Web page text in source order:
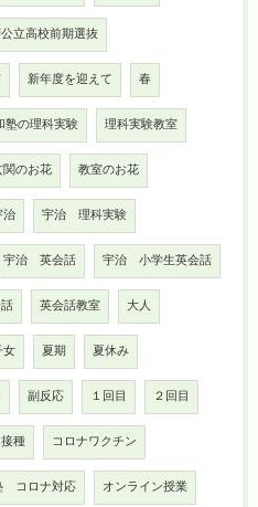
立高校前期選抜
新年度を迎えて 春
塾の理科実験 理科実験教室
関のお花 教室のお花
治 宇治 理科実験
宇治 英会話 宇治 小学生英会話
英会話教室 大人
女 夏期 夏休み
副反応 １回目 ２回目
種 コロナワクチン
コロナ対応 オンライン授業